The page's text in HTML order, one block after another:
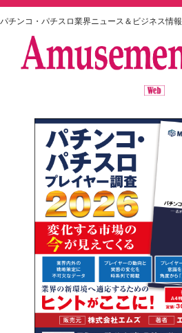
パチンコ・パチスロ業界ニュース＆ビジネス情報